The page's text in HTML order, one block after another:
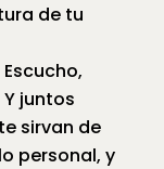
de tu
juntos
sirvan de
personal, y